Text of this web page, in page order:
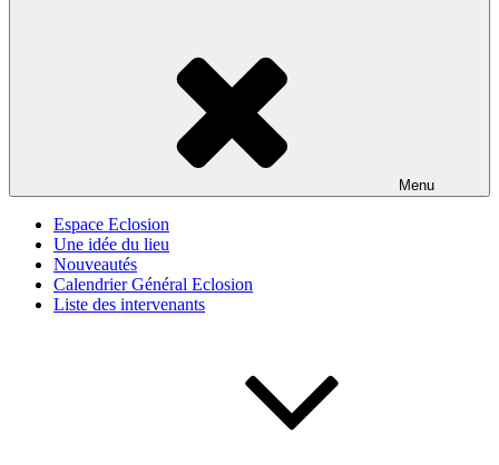
Menu
Espace Eclosion
Une idée du lieu
Nouveautés
Calendrier Général Eclosion
Liste des intervenants